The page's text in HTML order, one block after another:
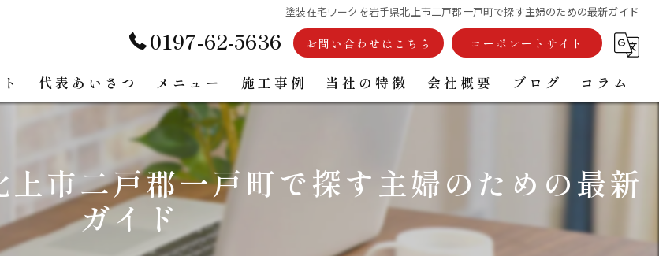
塗装在宅ワークを岩手県北上市二戸郡一戸町で探す主婦のための最新ガイド
0197-62-5636 お問い合わせはこちら コーポレートサイト
代表あいさつ メニュー 施工事例 当社の特徴
屋根塗装
雨樋
会社概要 ブログ コラム
市二戸郡一戸町で探す主婦のための最新
ガイド